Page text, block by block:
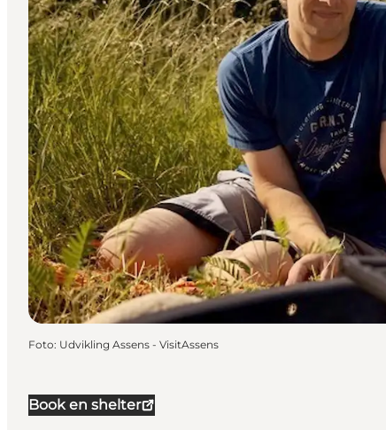
Book en shelter
Foto: Udvikling Assens - VisitAssens